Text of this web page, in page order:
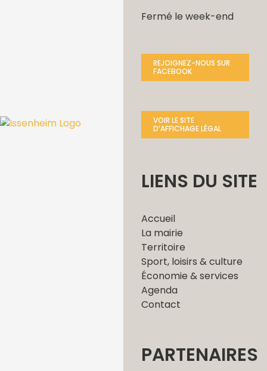
Fermé le week-end
REJOIGNEZ-NOUS SUR
FACEBOOK
VOIR LE SITE
D’AFFICHAGE LÉGAL
LIENS DU SITE
Accueil
La mairie
Territoire
Sport, loisirs & culture
Économie & services
Agenda
Contact
PARTENAIRES